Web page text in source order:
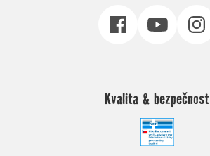
Kvalita & bezpečnost